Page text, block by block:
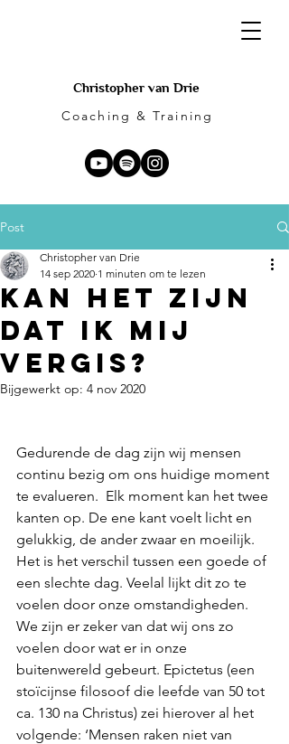
Christopher van Drie
Coaching & Training
Post
Kan het zijn
dat ik mij
vergis?
Christopher van Drie
14 sep 2020 1 minuten om te lezen
Bijgewerkt op: 4 nov 2020
Gedurende de dag zijn wij mensen
continu bezig om ons huidige moment
te evalueren.  Elk moment kan het twee
kanten op. De ene kant voelt licht en
gelukkig, de ander zwaar en moeilijk.
Het is het verschil tussen een goede of
een slechte dag. Veelal lijkt dit zo te
voelen door onze omstandigheden.
We zijn er zeker van dat wij ons zo
voelen door wat er in onze
buitenwereld gebeurt. Epictetus (een
stoïcijnse filosoof die leefde van 50 tot
ca. 130 na Christus) zei hierover al het
volgende: ‘Mensen raken niet van